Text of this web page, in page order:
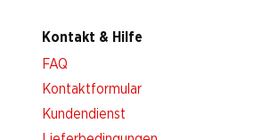
Kontakt & Hilfe
FAQ
Kontaktformular
Kundendienst